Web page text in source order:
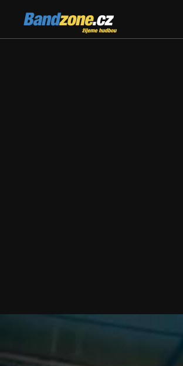
Bandzone.cz
žijeme hudbou